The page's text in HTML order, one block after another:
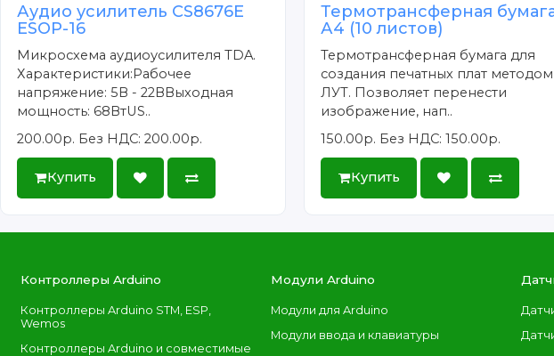
Аудио усилитель CS8676E
ESOP-16
Микросхема аудиоусилителя TDA.
Характеристики:Рабочее
напряжение: 5В - 22ВВыходная
мощность: 68ВтUS..
200.00р. Без НДС: 200.00р.
Купить
Термотрансферная
А4 (10 листов)
Термотрансферная бумага для
создания печатных плат методом
ЛУТ. Позволяет перенести
изображение, нап..
150.00р. Без НДС: 150.00р.
Купить
Контроллеры Arduino
Контроллеры Arduino STM, ESP,
Wemos
Контроллеры Arduino и совместимые
Модули Arduino
Модули для Arduino
Модули ввода и клавиатуры